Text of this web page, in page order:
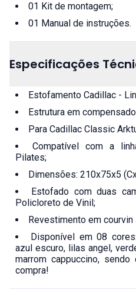
01 Kit de montagem;
01 Manual de instruções.
Especificações
Estofamento Cadillac -
Estrutura em
Para Cadillac Classic
Compatível com a
Pilates;
Dimensões: 210x75x5
Estofado com duas
Policloreto de Vinil;
Revestimento em
Disponível em 08
azul escuro, lilas angel,
marrom cappuccino,
compra!